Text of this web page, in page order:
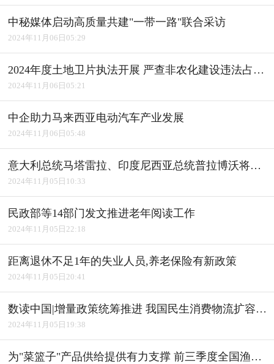
中秘媒体启动高质量共建"一带一路"联合采访
2024年11月06日05:29
2024年度土地卫片执法开展 严查非农化建设违法占用耕地
2024年11月06日05:21
中企助力马来西亚电动汽车产业发展
2024年11月06日05:48
意大利总统马塔雷拉、印度尼西亚总统普拉博沃将访华
2024年11月05日10:33
民政部等14部门发文推进老年阅读工作
2024年11月05日22:18
距离退休不足1年的失业人员,养老保险有新政策
2024年11月05日20:41
数读中国|增量政策统筹推进 我国民生消费物流扩容升级
2024年11月05日19:38
为"菜篮子"产品供给提供有力支撑 前三季度全国渔业经济平稳发展